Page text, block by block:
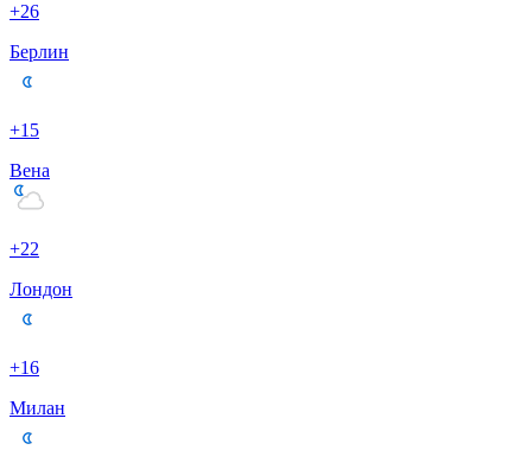
+26
Берлин
+15
Вена
+22
Лондон
+16
Милан